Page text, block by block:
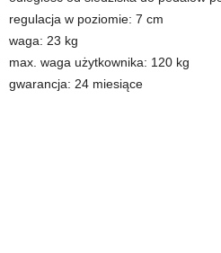
regulacja w poziomie: 7 cm
waga: 23 kg
max. waga użytkownika: 120 kg
gwarancja: 24 miesiące